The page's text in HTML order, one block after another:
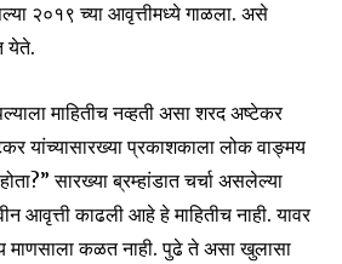
२०१९ च्या आवृत्तीमध्ये गाळला. असे
येते.
माहितीच नव्हती असा शरद अष्टेकर
यांच्यासारख्या प्रकाशकाला लोक वाङ्मय
सारख्या ब्रम्हांडात चर्चा असलेल्या
आवृत्ती काढली आहे हे माहितीच नाही. यावर
माणसाला कळत नाही. पुढे ते असा खुलासा